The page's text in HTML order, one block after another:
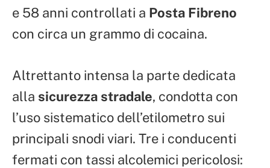
e 58 anni controllati a Posta Fibreno
con circa un grammo di cocaina.
Altrettanto intensa la parte dedicata
alla sicurezza stradale, condotta con
l’uso sistematico dell’etilometro sui
principali snodi viari. Tre i conducenti
fermati con tassi alcolemici pericolosi: